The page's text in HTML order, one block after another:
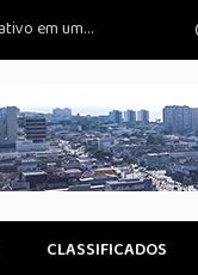
Cirurgias plásticas de mama no SUS: um crescimento significativo em uma década
CLASSIFICADOS